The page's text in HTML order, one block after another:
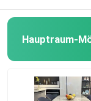
Hauptraum-